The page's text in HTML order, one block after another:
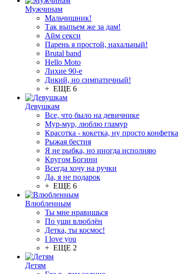
Мужчинам
Мальчишник!
Так выпьем же за дам!
Айм секси
Парень я простой, нахальный!
Brutal band
Hello Moto
Лихие 90-е
Дикий, но симпатичный!
+ ЕЩЕ 6
Девушкам
Все, что было на девичнике
Мур-мур, люблю гламур
Красотка - кокетка, ну просто конфетка
Рыжая бестия
Я не рыбка, но иногда исполняю
Кругом Богини
Всегда хочу на ручки
Да, я не подарок
+ ЕЩЕ 6
Влюбленным
Ты мне нравишься
По уши влюблён
Детка, ты космос!
I love you
+ ЕЩЕ 2
Детям